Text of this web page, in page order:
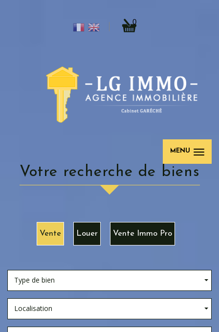
0
MENU
votre recherche de biens
Vente Louer Vente Immo Pro
Type de bien
Localisation